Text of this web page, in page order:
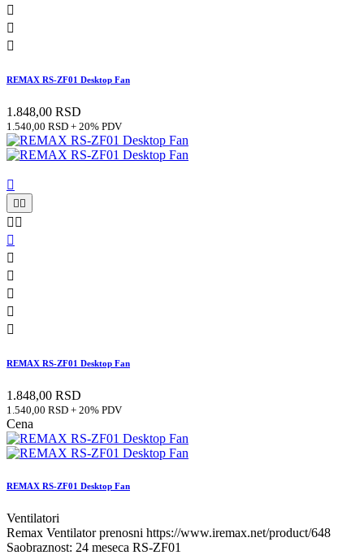



REMAX RS-ZF01 Desktop Fan
1.848,00 RSD
1.540,00 RSD + 20% PDV

 
 






REMAX RS-ZF01 Desktop Fan
1.848,00 RSD
1.540,00 RSD + 20% PDV
Cena
REMAX RS-ZF01 Desktop Fan
Ventilatori
Remax Ventilator prenosni https://www.iremax.net/product/648
Saobraznost: 24 meseca RS-ZF01